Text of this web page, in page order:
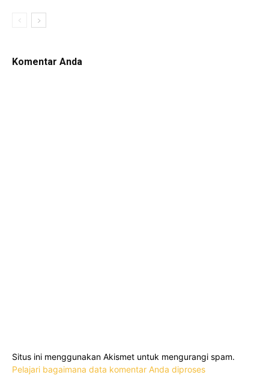
Komentar Anda
Situs ini menggunakan Akismet untuk mengurangi spam.
Pelajari bagaimana data komentar Anda diproses